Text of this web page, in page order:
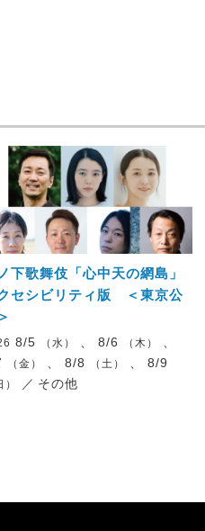
下歌舞伎「心中天の網島」
セシビリティ版 ＜東京公
8/5 （水） 、 8/6 （木）
（金） 、 8/8 （土） 、 8/9
） ／ その他